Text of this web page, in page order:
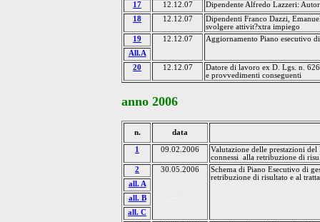
17 12.12.07 Dipendente Alfredo Lazzeri:
18
12.12.07 Dipendenti Franco Dazzi ,
svolgere attivit?xtra impiego
19
12.12.07
Aggiornamento Piano esecutivo
All.A
20
12.12.07
Datore di lavoro ex D. Lgs. n.
e provvedimenti conseguenti
anno 2006
n. data
1 09.02.2006
Valutazione delle prestazioni
connessi
alla retribuzione di
2
30.05.2006
Schema di Piano Esecutivo di
retribuzione di risultato e al
all.A
all.B
all. C